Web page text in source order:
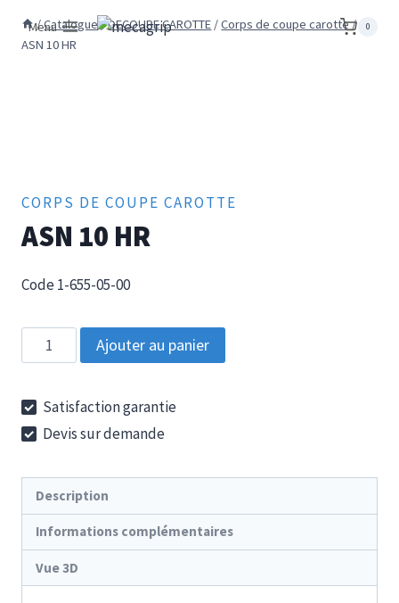
Menu 0
/Catalogue/DECOUPE CAROTTE /Corps de coupe carotte/
ASN 10 HR
CORPS DE COUPE CAROTTE
ASN 10 HR
Code 1-655-05-00
quantité
de
10
HR
Ajouter au panier
Satisfaction garantie
Devis sur demande
Description
Informations complémentaires
Vue 3D